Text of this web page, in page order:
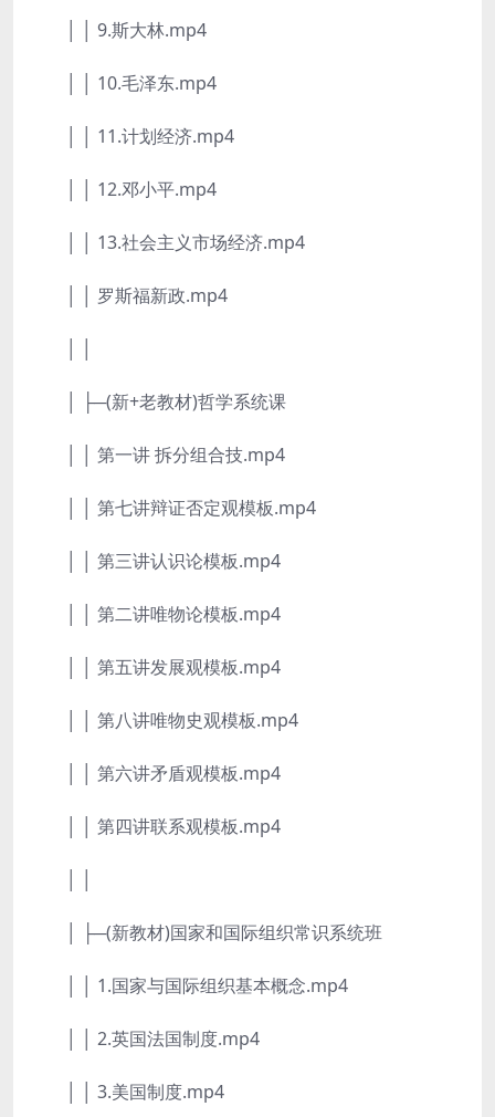
│ │ 9.斯大林.mp4
│ │ 10.毛泽东.mp4
│ │ 11.计划经济.mp4
│ │ 12.邓小平.mp4
│ │ 13.社会主义市场经济.mp4
│ │ 罗斯福新政.mp4
│ ├─(新+老教材)哲学系统课
│ │ 第一讲 拆分组合技.mp4
│ │ 第七讲辩证否定观模板.mp4
│ │ 第三讲认识论模板.mp4
│ │ 第二讲唯物论模板.mp4
│ │ 第五讲发展观模板.mp4
│ │ 第八讲唯物史观模板.mp4
│ │ 第六讲矛盾观模板.mp4
│ │ 第四讲联系观模板.mp4
│ ├─(新教材)国家和国际组织常识系统班
│ │ 1.国家与国际组织基本概念.mp4
│ │ 2.英国法国制度.mp4
│ │ 3.美国制度.mp4